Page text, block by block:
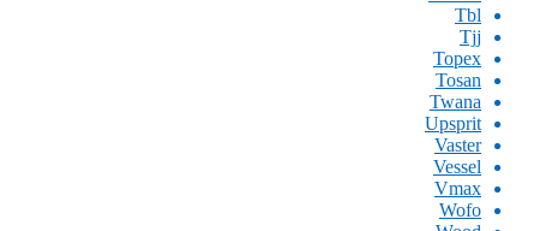
Tbl
Tjj
Topex
Tosan
Twana
Upsprit
Vaster
Vessel
Vmax
Wofo